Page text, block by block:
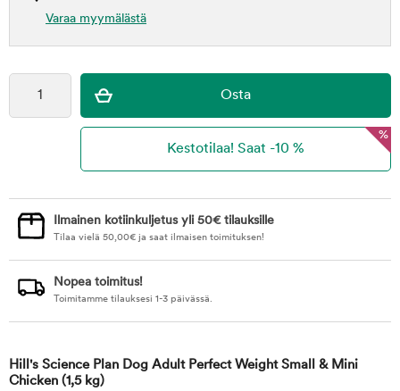
Varaa myymälästä
%
Ilmainen kotiinkuljetus yli 50€ tilauksille
Tilaa vielä 50,00€ ja saat ilmaisen toimituksen!
Nopea toimitus!
Toimitamme tilauksesi 1-3 päivässä.
Hill's Science Plan Dog Adult Perfect Weight Small & Mini
Chicken (1,5 kg)